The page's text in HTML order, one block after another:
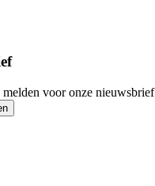
voor onze nieuwsbrief